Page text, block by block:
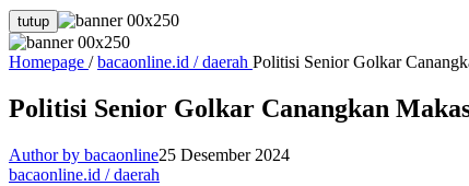
tutup
Homepage / bacaonline.id / daerah Politisi Senior Golkar
Politisi Senior Golkar Canangkan
Author by bacaonline25 Desember 2024
bacaonline.id / daerah